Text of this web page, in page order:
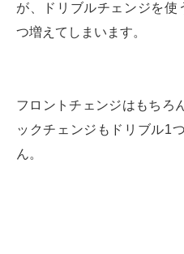
が、ドリブルチェンジを使
つ増えてしまいます。
フロントチェンジはもちろ
ックチェンジもドリブル1
ん。